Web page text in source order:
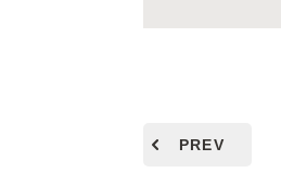
PREV